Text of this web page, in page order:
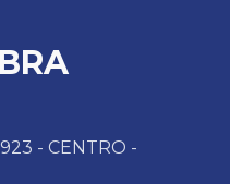
- CENTRO -